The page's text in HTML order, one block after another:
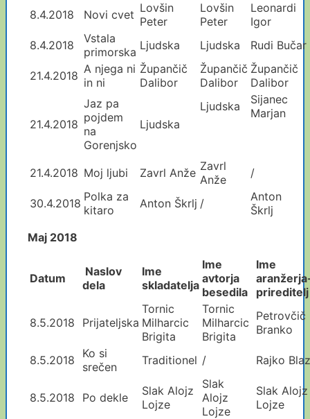
8.4.2018
Novi cvet Lovšin
Peter
Lovšin
Peter
Leonardi
Igor
8.4.2018
Vstala
primorska Ljudska Ljudska Rudi Bučar
21.4.2018 A njega ni
in ni
Župančič
Dalibor
Župančič
Dalibor
Župančič
Dalibor
21.4.2018
Jaz pa
pojdem
na
Gorenjsko
Ljudska
Ljudska
Sijanec
Marjan
21.4.2018 Moj ljubi Zavrl Anže Zavrl
Anže
/
30.4.2018 Polka za
kitaro
Anton Škrlj /
Anton
Škrlj
Maj 2018
Datum
Naslov
dela
Ime
skladatelja
Ime
avtorja
besedila
Ime
aranžerja
prireditelj
8.5.2018 Prijateljska
Tornic
Milharcic
Brigita
Tornic
Milharcic
Brigita
Petrovčič
Branko
8.5.2018
Ko si
srečen
Traditionel / Rajko Blaz
8.5.2018 Po dekle
Slak Alojz
Lojze
Slak
Alojz
Lojze
Slak Alojz
Lojze